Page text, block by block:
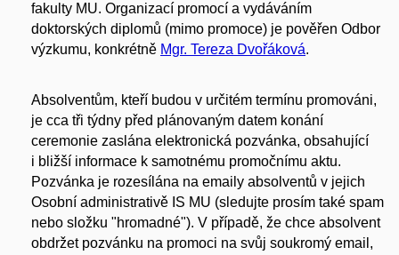
fakulty MU. Organizací promocí a vydáváním
doktorských diplomů (mimo promoce) je pověřen Odbor
výzkumu, konkrétně Mgr. Tereza Dvořáková.
Absolventům, kteří budou v určitém termínu promováni,
je cca tři týdny před plánovaným datem konání
ceremonie zaslána elektronická pozvánka, obsahující
i bližší informace k samotnému promočnímu aktu.
Pozvánka je rozesílána na emaily absolventů v jejich
Osobní administrativě IS MU (sledujte prosím také spam
nebo složku "hromadné"). V případě, že chce absolvent
obdržet pozvánku na promoci na svůj soukromý email,